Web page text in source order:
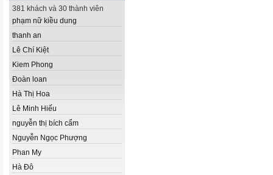
381 khách và 30 thành viên
phạm nữ kiều dung
thanh an
Lê Chí Kiệt
Kiem Phong
Đoàn loan
Hà Thị Hoa
Lê Minh Hiếu
nguyễn thị bích cẩm
Nguyễn Ngọc Phượng
Phan My
Hà Đô